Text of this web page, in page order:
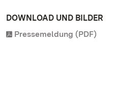
DOWNLOAD UND BILDER
Pressemeldung (PDF)